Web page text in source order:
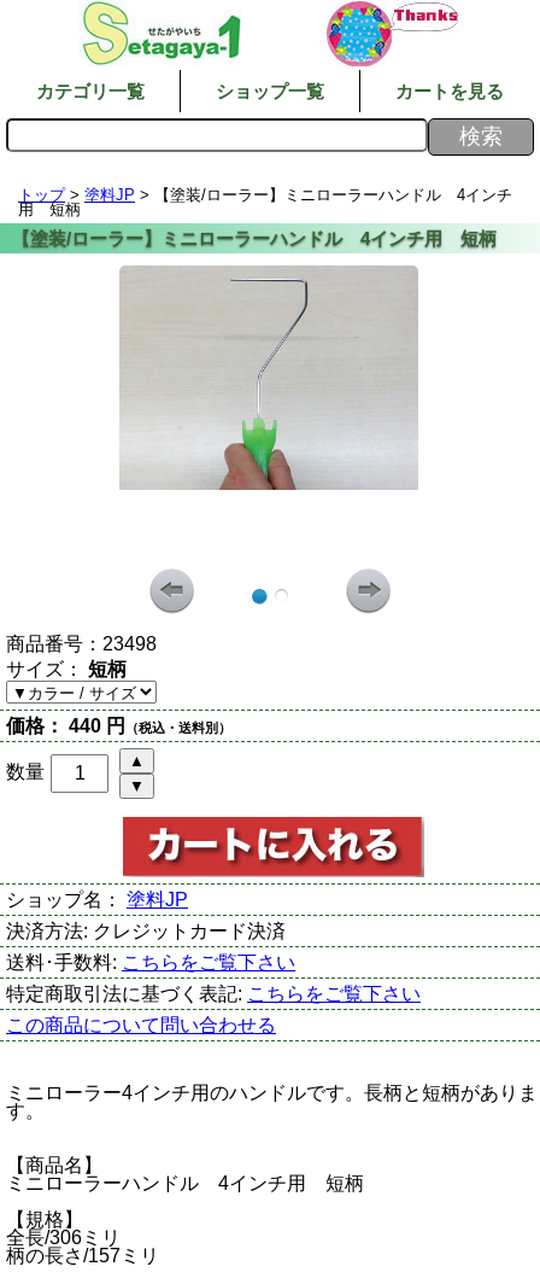
カテゴリ一覧 ショップ一覧 カートを見る
トップ> 塗料JP > 【塗装/ローラー】ミニローラーハンドル 4インチ
用 短柄
商品番号： 23498
サイズ： 短柄
価格： 440 円 （税込・送料別）
数量
ショップ名： 塗料JP
決済方法: クレジットカード決済
送料･手数料: こちらをご覧下さい
特定商取引法に基づく表記: こちらをご覧下さい
この商品について問い合わせる
ミニローラー4インチ用のハンドルです。長柄と短柄がありま
す。
【商品名】
ミニローラーハンドル 4インチ用 短柄
【規格】
全長/306ミリ
柄の長さ/157ミリ